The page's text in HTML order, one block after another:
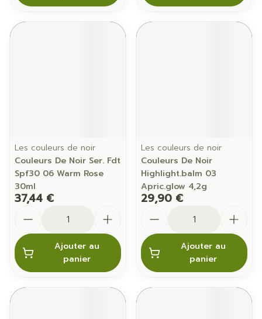
Les couleurs de noir
Couleurs De Noir Ser. Fdt
Spf30 06 Warm Rose
30ml
37,44 €
Ajouter au
panier
Les couleurs de noir
Couleurs De Noir
Highlight.balm 03
Apric.glow 4,2g
29,90 €
Ajouter au
panier